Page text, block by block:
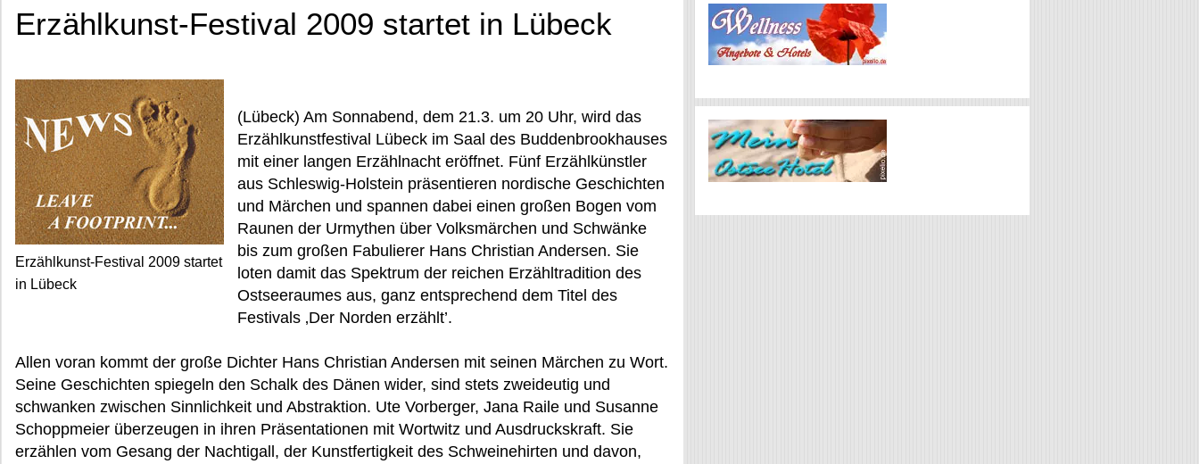
Erzählkunst-Festival 2009 startet in Lübeck
Erzählkunst-Festival 2009 startet
in Lübeck
(Lübeck) Am Sonnabend, dem 21.3. um 20 Uhr, wird das
Erzählkunstfestival Lübeck im Saal des Buddenbrookhauses
mit einer langen Erzählnacht eröffnet. Fünf Erzählkünstler
aus Schleswig-Holstein präsentieren nordische Geschichten
und Märchen und spannen dabei einen großen Bogen vom
Raunen der Urmythen über Volksmärchen und Schwänke
bis zum großen Fabulierer Hans Christian Andersen. Sie
loten damit das Spektrum der reichen Erzähltradition des
Ostseeraumes aus, ganz entsprechend dem Titel des
Festivals ‚Der Norden erzählt’.
Allen voran kommt der große Dichter Hans Christian Andersen mit seinen Märchen zu Wort.
Seine Geschichten spiegeln den Schalk des Dänen wider, sind stets zweideutig und
schwanken zwischen Sinnlichkeit und Abstraktion. Ute Vorberger, Jana Raile und Susanne
Schoppmeier überzeugen in ihren Präsentationen mit Wortwitz und Ausdruckskraft. Sie
erzählen vom Gesang der Nachtigall, der Kunstfertigkeit des Schweinehirten und davon,